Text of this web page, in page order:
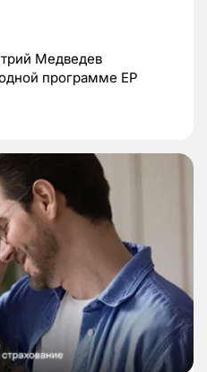
Медведев
программе ЕР